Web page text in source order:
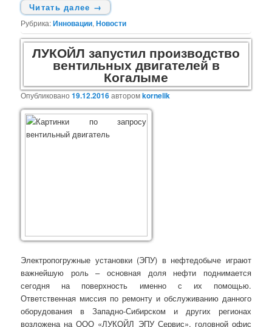
Читать далее →
Рубрика:Инновации,Новости
ЛУКОЙЛ запустил производство
вентильных двигателей в
Когалыме
Опубликовано19.12.2016авторомkornelik
Электропогружные установки (ЭПУ) в нефтедобыче играют
важнейшую роль – основная доля нефти поднимается
сегодня на поверхность именно с их помощью.
Ответственная миссия по ремонту и обслуживанию данного
оборудования в Западно-Сибирском и других регионах
возложена на ООО «ЛУКОЙЛ ЭПУ Сервис», головной офис